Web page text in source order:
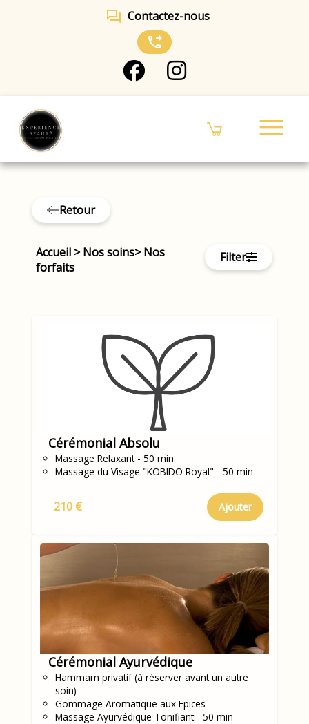
forum Contactez-nous
phone_forwarded
menu
Retour
Accueil >Nos soins>Nos
forfaits
Filter
Cérémonial Absolu
Massage Relaxant - 50 min
Massage du Visage "KOBIDO Royal" - 50 min
210 € Ajouter
Cérémonial Ayurvédique
Hammam privatif (à réserver avant un autre
soin)
Gommage Aromatique aux Epices
Massage Ayurvédique Tonifiant - 50 min